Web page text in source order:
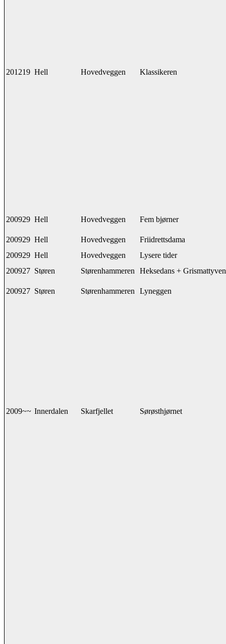
201219 Hell Hovedveggen Klassikeren
200929 Hell Hovedveggen Fem bjørner
200929 Hell Hovedveggen
Friidrettsdama
200929 Hell Hovedveggen
Lysere tider
200927 Støren Størenhammeren Heksedans + Grismattyven
200927 Støren Størenhammeren Lyneggen
2009~~ Innerdalen Skarfjellet Sørøsthjørnet